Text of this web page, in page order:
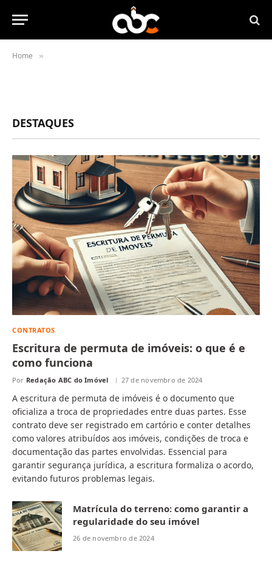
Home »
DESTAQUES
CONTRATOS
Escritura de permuta de imóveis: o que é e
como funciona
Por Redação ABC do Imóvel 27 de novembro de 2024
A escritura de permuta de imóveis é o documento que
oficializa a troca de propriedades entre duas partes. Esse
contrato deve ser registrado em cartório e conter detalhes
como valores atribuídos aos imóveis, condições de troca e
documentação das partes envolvidas. Essencial para
garantir segurança jurídica, a escritura formaliza o acordo,
evitando futuros problemas legais.
Matrícula do terreno: como garantir a
regularidade do seu imóvel
26 de novembro de 2024